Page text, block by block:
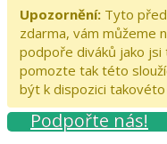
Upozornění: Tyto
zdarma, vám můžeme
podpoře diváků jako
pomozte tak této
být k dispozici takovéto
Podpořte nás!